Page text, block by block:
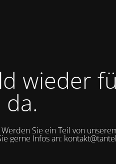
wieder
da.
Sie ein Teil von
gerne Infos an: